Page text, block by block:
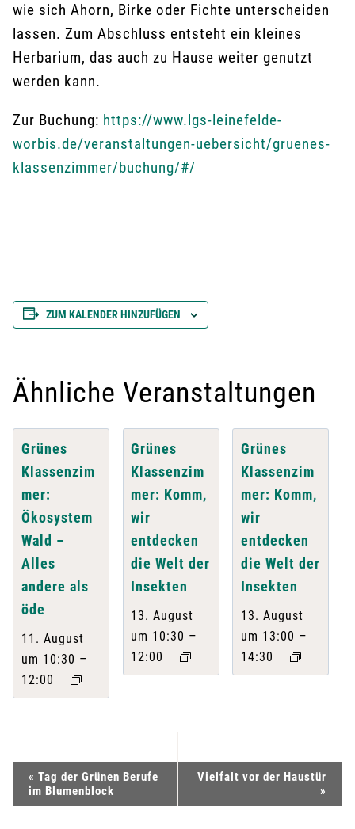
wie sich Ahorn, Birke oder Fichte unterscheiden
lassen. Zum Abschluss entsteht ein kleines
Herbarium, das auch zu Hause weiter genutzt
werden kann.
Zur Buchung: https://www.lgs-leinefelde-
worbis.de/veranstaltungen-uebersicht/gruenes-
klassenzimmer/buchung/#/
ZUM KALENDER HINZUFÜGEN
Ähnliche Veranstaltungen
Grünes
Klassenzim
mer:
Ökosystem
Wald –
Alles
andere als
öde
11. August
um 10:30 –
12:00
Grünes
Klassenzim
mer: Komm,
wir
entdecken
die Welt der
Insekten
13. August
um 10:30 –
12:00
Grünes
Klassenzim
mer: Komm,
wir
entdecken
die Welt der
Insekten
13. August
um 13:00 –
14:30
e
« Tag der Grünen Berufe
im Blumenblock
Vielfalt vor der Haustür
»